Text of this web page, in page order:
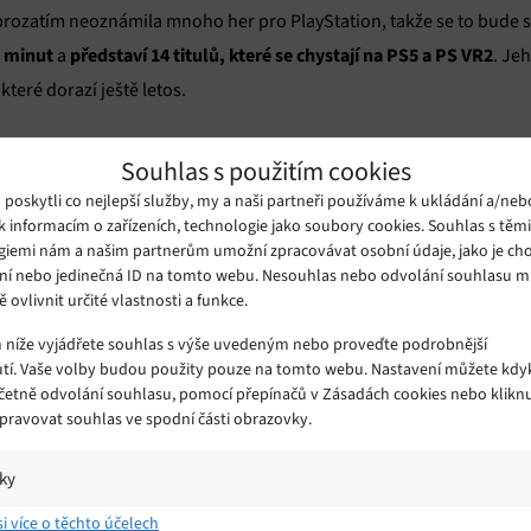
Souhlas s použitím cookies
poskytli co nejlepší služby, my a naši partneři používáme k ukládání a/
informacím o zařízeních, technologie jako soubory cookies. Souhlas s
nám a našim partnerům umožní zpracovávat osobní údaje, jako je
nebo jedinečná ID na tomto webu. Nesouhlas nebo odvolání souhlasu
ovlivnit určité vlastnosti a funkce.
vyjádřete souhlas s výše uvedeným nebo proveďte podrobnější
Vaše volby budou použity pouze na tomto webu. Nastavení můžete
odvolání souhlasu, pomocí přepínačů v Zásadách cookies nebo
souhlas ve spodní části obrazovky.
a/nebo přístup k informacím v zařízení, Porozumění publiku
více o těchto účelech
neoznámila mnoho her pro PlayStation, takže se to bude
minut a představí 14 titulů, které se chystají na PS5 a PS VR2.
které dorazí ještě letos.
v něm objevila hraWolverine od Insomniacu . Podle
si Konami možná schová na vlastní akci Silent Hill Transmission,
Ghost of Tsushima 2 . Téměř jistě se dočkáme představení her
by chybět takérozšíření The Final Shape od Bungie , které uzavře
chystánová hra Astrood týmu Asobi.
hrách z univerza Horizon, a hovoří se i o Lego spinoffu. Sony
včetně Housemarque, Bluepoint, Santa Monica Studio,
budeme mile překvapeni.